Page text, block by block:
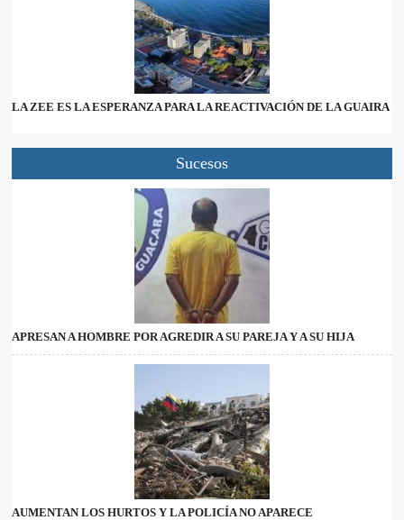
LA ZEE ES LA ESPERANZA PARA LA REACTIVACIÓN DE LA GUAIRA
Sucesos
APRESAN A HOMBRE POR AGREDIR A SU PAREJA Y A SU HIJA
AUMENTAN LOS HURTOS Y LA POLICÍA NO APARECE